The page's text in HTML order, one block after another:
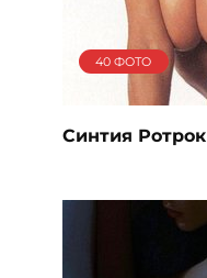
40 ФОТО
Синтия Ротрок